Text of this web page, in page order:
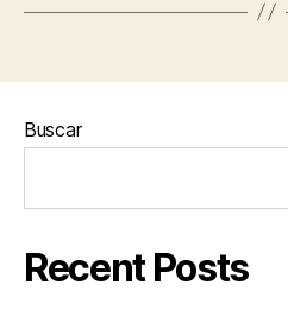
Buscar
Recent Posts